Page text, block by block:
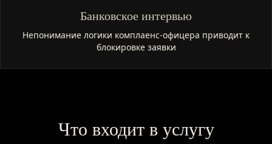
Банковское интервью
Непонимание логики комплаенс-офицера приводит к
блокировке заявки
Что входит в услугу